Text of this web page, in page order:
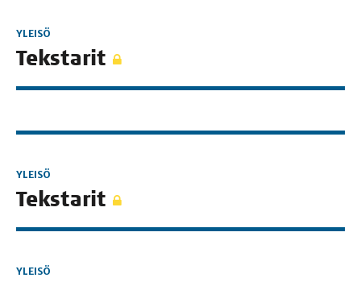
YLEISÖ
Teks­ta­rit
YLEISÖ
Teks­ta­rit
YLEISÖ